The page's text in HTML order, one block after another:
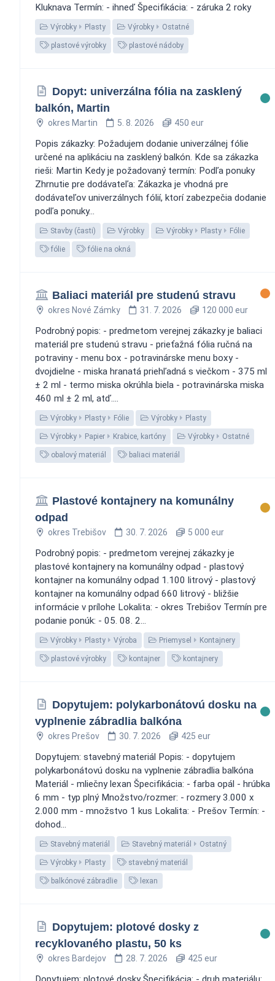
Kluknava Termín: - ihneď Špecifikácia: - záruka 2 roky
Výrobky Plasty Výrobky Ostatné
plastové výrobky plastové nádoby
Dopyt: univerzálna fólia na zasklený
balkón, Martin
okres Martin 5. 8. 2026 450 eur
Popis zákazky: Požadujem dodanie univerzálnej fólie
určené na aplikáciu na zasklený balkón. Kde sa zákazka
rieši: Martin Kedy je požadovaný termín: Podľa ponuky
Zhrnutie pre dodávateľa: Zákazka je vhodná pre
dodávateľov univerzálnych fólií, ktorí zabezpečia dodanie
podľa ponuky...
Stavby (časti) Výrobky Výrobky Plasty Fólie
fólie fólie na okná
Baliaci materiál pre studenú stravu
okres Nové Zámky 31. 7. 2026 120 000 eur
Podrobný popis: - predmetom verejnej zákazky je baliaci
materiál pre studenú stravu - prieťažná fólia ručná na
potraviny - menu box - potravinárske menu boxy -
dvojdielne - miska hranatá priehľadná s viečkom - 375 ml
± 2 ml - termo miska okrúhla biela - potravinárska miska
460 ml ± 2 ml, atď....
Výrobky Plasty Fólie Výrobky Plasty
Výrobky Papier Krabice, kartóny Výrobky Ostatné
obalový materiál baliaci materiál
Plastové kontajnery na komunálny
odpad
okres Trebišov 30. 7. 2026 5 000 eur
Podrobný popis: - predmetom verejnej zákazky je
plastové kontajnery na komunálny odpad - plastový
kontajner na komunálny odpad 1.100 litrový - plastový
kontajner na komunálny odpad 660 litrový - bližšie
informácie v prílohe Lokalita: - okres Trebišov Termín pre
podanie ponúk: - 05. 08. 2...
Výrobky Plasty Výroba Priemysel Kontajnery
plastové výrobky kontajner kontajnery
Dopytujem: polykarbonátovú dosku na
vyplnenie zábradlia balkóna
okres Prešov 30. 7. 2026 425 eur
Dopytujem: stavebný materiál Popis: - dopytujem
polykarbonátovú dosku na vyplnenie zábradlia balkóna
Materiál - mliečny lexan Špecifikácia: - farba opál - hrúbka
6 mm - typ plný Množstvo/rozmer: - rozmery 3.000 x
2.000 mm - množstvo 1 kus Lokalita: - Prešov Termín: -
dohod...
Stavebný materiál Stavebný materiál Ostatný
Výrobky Plasty stavebný materiál
balkónové zábradlie lexan
Dopytujem: plotové dosky z
recyklovaného plastu, 50 ks
okres Bardejov 28. 7. 2026 425 eur